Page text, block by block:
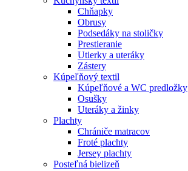
Chňapky
Obrusy
Podsedáky na stoličky
Prestieranie
Utierky a uteráky
Zástery
Kúpeľňový textil
Kúpeľňové a WC predložky
Osušky
Uteráky a žinky
Plachty
Chrániče matracov
Froté plachty
Jersey plachty
Posteľná bielizeň